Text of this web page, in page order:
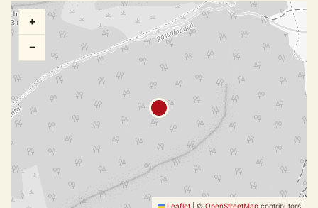
+
−
Leaflet © OpenStreetMap contributors